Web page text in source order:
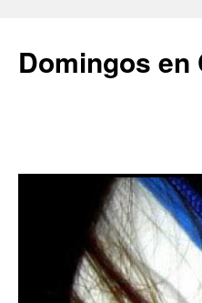
contenido
Domingos en